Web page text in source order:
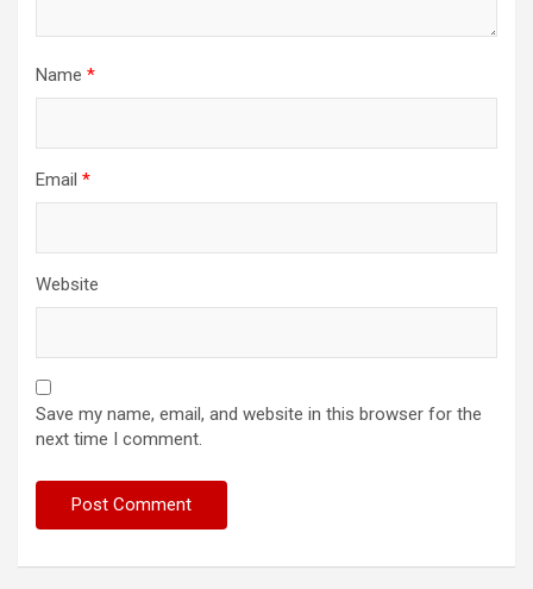
Name *
Email *
Website
Save my name, email, and website in this browser for the
next time I comment.